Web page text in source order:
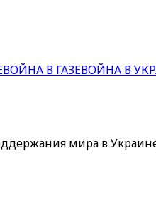
ВОЙНА В ГАЗЕВОЙНА В
мира в